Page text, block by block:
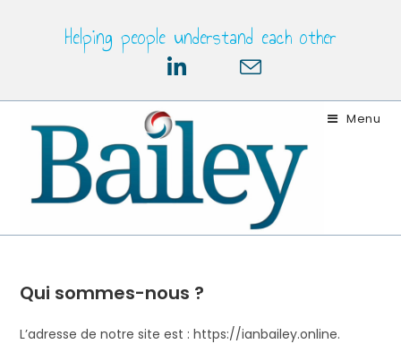
Helping people understand each other
Menu
Qui sommes-nous ?
L’adresse de notre site est : https://ianbailey.online.